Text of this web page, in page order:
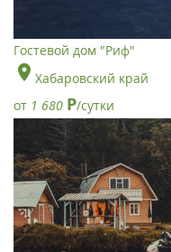
Гостевой дом "Риф"
Хабаровский край
от 1 680 Р/сутки